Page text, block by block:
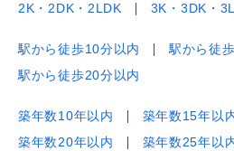
2K・2DK・2LDK 3K・3DK・
駅から徒歩10分以内
駅から徒
駅から徒歩20分以内
築年数10年以内
築年数15年以
築年数20年以内
築年数25年以